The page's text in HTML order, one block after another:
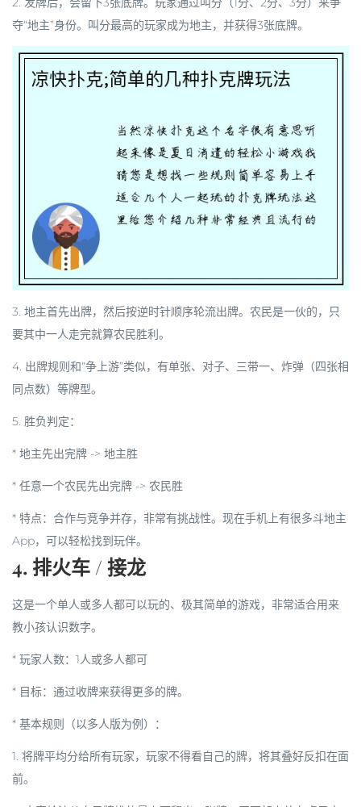
夺“地主”身份。叫分最高的玩家成为地主，并获得3张底牌。
3. 地主首先出牌，然后按逆时针顺序轮流出牌。农民是一伙的，只
要其中一人走完就算农民胜利。
4. 出牌规则和“争上游”类似，有单张、对子、三带一、炸弹（四张相
同点数）等牌型。
5. 胜负判定：
* 地主先出完牌 -> 地主胜
* 任意一个农民先出完牌 -> 农民胜
* 特点：合作与竞争并存，非常有挑战性。现在手机上有很多斗地主
App，可以轻松找到玩伴。
4. 排火车 / 接龙
这是一个单人或多人都可以玩的、极其简单的游戏，非常适合用来
教小孩认识数字。
* 玩家人数：1人或多人都可
* 目标：通过收牌来获得更多的牌。
* 基本规则（以多人版为例） ：
1. 将牌平均分给所有玩家，玩家不得看自己的牌，将其叠好反扣在面
前。